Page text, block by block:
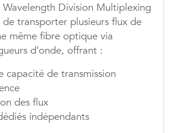
Division Multiplexing
transporter plusieurs flux de
même fibre optique via
d’onde, offrant :
capacité de transmission
des flux
indépendants